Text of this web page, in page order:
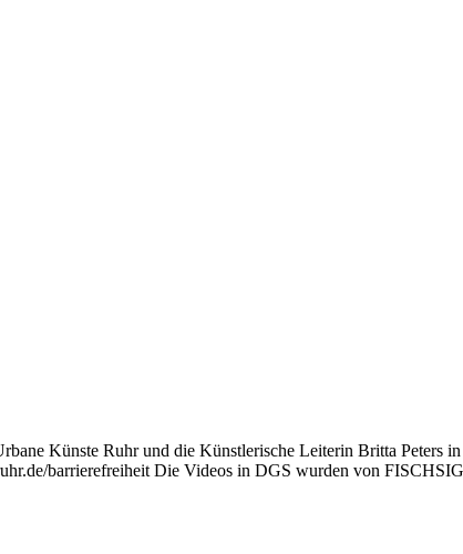
Künste Ruhr und die Künstlerische Leiterin Britta Peters
barrierefreiheit Die Videos in DGS wurden von